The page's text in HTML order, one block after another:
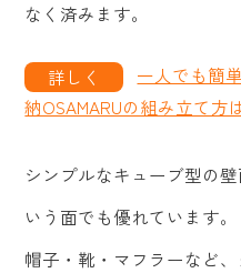
なく済みます。
一人でも簡
納OSAMARUの組み立て方
シンプルなキューブ型の
いう面でも優れています。
帽子・靴・マフラーなど